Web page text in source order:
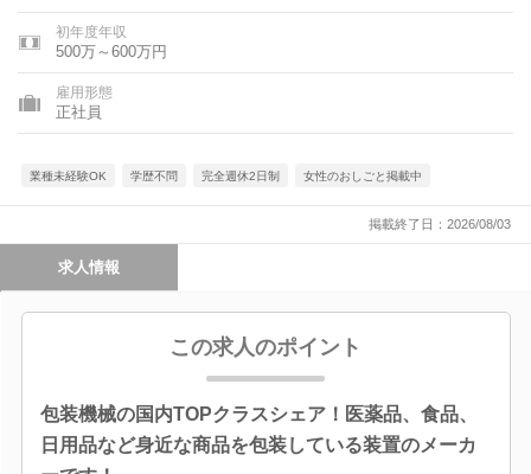
初年度年収
500万～600万円
雇用形態
正社員
業種未経験OK 学歴不問 完全週休2日制 女性のおしごと掲載中
掲載終了日：2026/08/03
求人情報
この求人のポイント
包装機械の国内TOPクラスシェア！医薬品、食品、
日用品など身近な商品を包装している装置のメーカ